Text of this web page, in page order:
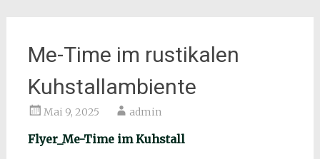
Me-Time im rustikalen
Kuhstallambiente
Mai 9, 2025 admin
Flyer_Me-Time im Kuhstall